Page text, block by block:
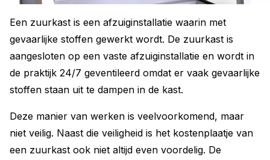
Een zuurkast is een afzuiginstallatie waarin met
gevaarlijke stoffen gewerkt wordt. De zuurkast is
aangesloten op een vaste afzuiginstallatie en wordt in
de praktijk 24/7 geventileerd omdat er vaak gevaarlijke
stoffen staan uit te dampen in de kast.
Deze manier van werken is veelvoorkomend, maar
niet veilig. Naast die veiligheid is het kostenplaatje van
een zuurkast ook niet altijd even voordelig. De